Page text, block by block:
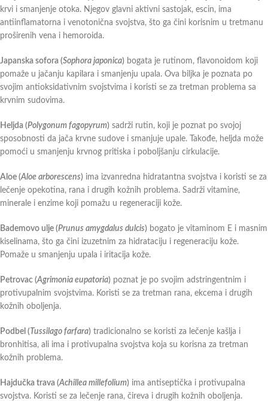
krvi i smanjenje otoka. Njegov glavni aktivni sastojak, escin, ima
antiinflamatorna i venotonična svojstva, što ga čini korisnim u tretmanu
proširenih vena i hemoroida.
Japanska sofora (Sophora japonica) bogata je rutinom, flavonoidom koji
pomaže u jačanju kapilara i smanjenju upala. Ova biljka je poznata po
svojim antioksidativnim svojstvima i koristi se za tretman problema sa
krvnim sudovima.
Heljda (Polygonum fagopyrum) sadrži rutin, koji je poznat po svojoj
sposobnosti da jača krvne sudove i smanjuje upale. Takođe, heljda može
pomoći u smanjenju krvnog pritiska i poboljšanju cirkulacije.
Aloe (Aloe arborescens) ima izvanredna hidratantna svojstva i koristi se za
lečenje opekotina, rana i drugih kožnih problema. Sadrži vitamine,
minerale i enzime koji pomažu u regeneraciji kože.
Bademovo ulje (Prunus amygdalus dulcis) bogato je vitaminom E i masnim
kiselinama, što ga čini izuzetnim za hidrataciju i regeneraciju kože.
Pomaže u smanjenju upala i iritacija kože.
Petrovac (Agrimonia eupatoria) poznat je po svojim adstringentnim i
protivupalnim svojstvima. Koristi se za tretman rana, ekcema i drugih
kožnih oboljenja.
Podbel ( Tussilago farfara) tradicionalno se koristi za lečenje kašlja i
bronhitisa, ali ima i protivupalna svojstva koja su korisna za tretman
kožnih problema.
Hajdučka trava (Achillea millefolium) ima antiseptička i protivupalna
svojstva. Koristi se za lečenje rana, čireva i drugih kožnih oboljenja.